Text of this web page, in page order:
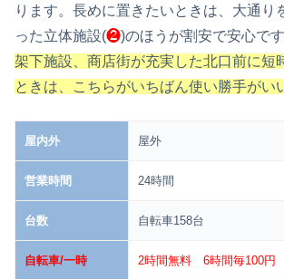
ります。長めに置きたいときは、大通り
った立体施設(❷)のほうが割安で安心です
架下施設、商店街が充実した北口前に短
ときは、こちらがいちばん使い勝手がい
屋内外 屋外
営業時間 24時間
台数 自転車158台
自転車/一時 2時間無料 6時間毎100円